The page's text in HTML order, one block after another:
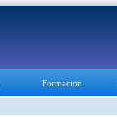
Formacion